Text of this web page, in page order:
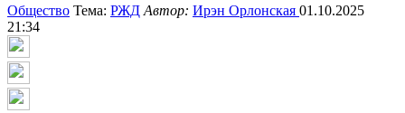
Общество Тема: РЖД Автор: Ирэн Орлонская 01.10.2025
21:34